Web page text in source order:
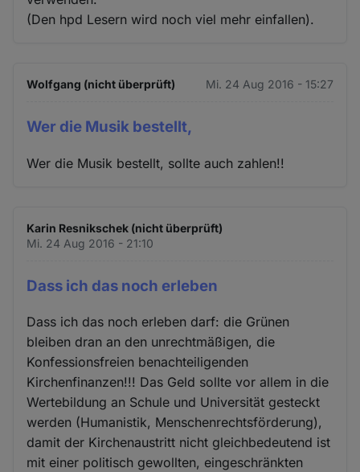
(Den hpd Lesern wird noch viel mehr einfallen).
Wolfgang (nicht überprüft) Mi. 24 Aug 2016 - 15:27
Wer die Musik bestellt,
Wer die Musik bestellt, sollte auch zahlen!!
Karin Resnikschek (nicht überprüft)
Mi. 24 Aug 2016 - 21:10
Dass ich das noch erleben
Dass ich das noch erleben darf: die Grünen
bleiben dran an den unrechtmäßigen, die
Konfessionsfreien benachteiligenden
Kirchenfinanzen!!! Das Geld sollte vor allem in die
Wertebildung an Schule und Universität gesteckt
werden (Humanistik, Menschenrechtsförderung),
damit der Kirchenaustritt nicht gleichbedeutend ist
mit einer politisch gewollten, eingeschränkten